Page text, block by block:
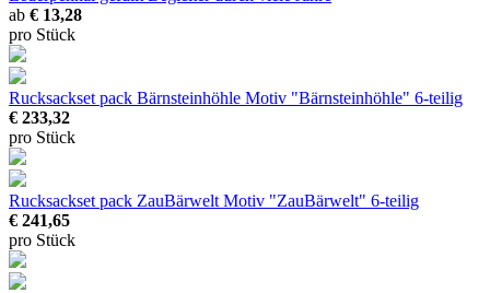
ab € 13,28
pro Stück
Rucksackset pack Bärnsteinhöhle Motiv "Bärnsteinhöhle" 6-teilig
€ 233,32
pro Stück
Rucksackset pack ZauBärwelt Motiv "ZauBärwelt" 6-teilig
€ 241,65
pro Stück